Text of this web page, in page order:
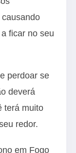
ficar no seu
perdoar se
deverá
terá muito
redor.
em Fogo